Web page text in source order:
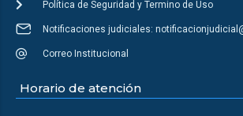
Política de Seguridad y Termino de Uso
Notificaciones judiciales:
Correo Institucional
Horario de atención